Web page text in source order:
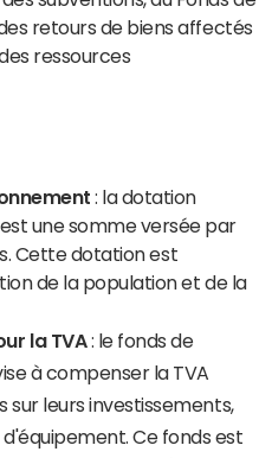
retours de biens affectés
ressources
: la dotation
une somme versée par
Cette dotation est
de la population et de la
la TVA: le fonds de
à compenser la TVA
leurs investissements,
Ce fonds est